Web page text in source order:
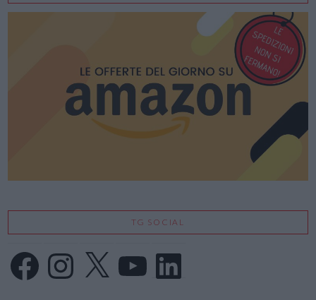
TG SOCIAL
FacebookInstagram
X LinkedIn